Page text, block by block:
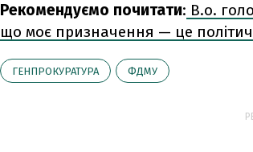
Рекомендуємо почитати: В.о.
що моє призначення — це
ГЕНПРОКУРАТУРА ФДМУ